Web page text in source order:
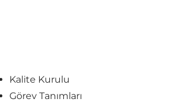
Kalite Kurulu
Görev Tanımları